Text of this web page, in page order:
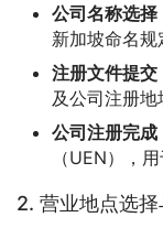
公司名称选择
新加坡命名规
注册文件提交
及公司注册地
公司注册完成
（UEN），
2. 营业地点选